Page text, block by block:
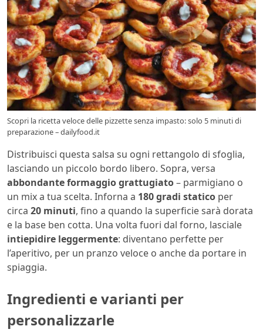
Scopri la ricetta veloce delle pizzette senza impasto: solo 5 minuti di
preparazione – dailyfood.it
Distribuisci questa salsa su ogni rettangolo di sfoglia,
lasciando un piccolo bordo libero. Sopra, versa
abbondante formaggio grattugiato– parmigiano o
un mix a tua scelta. Inforna a 180 gradi statico per
circa 20 minuti, fino a quando la superficie sarà dorata
e la base ben cotta. Una volta fuori dal forno, lasciale
intiepidire leggermente: diventano perfette per
l’aperitivo, per un pranzo veloce o anche da portare in
spiaggia.
Ingredienti e varianti per
personalizzarle